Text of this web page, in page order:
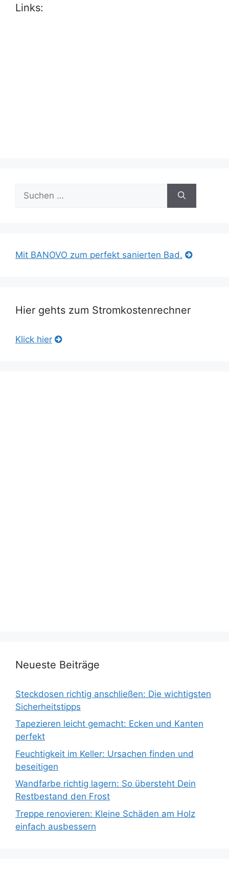
Links:
nach:
Mit BANOVO zum perfekt sanierten Bad.
Hier gehts zum Stromkostenrechner
Klick hier
Neueste Beiträge
Steckdosen richtig anschließen: Die wichtigsten
Sicherheitstipps
Tapezieren leicht gemacht: Ecken und Kanten
perfekt
Feuchtigkeit im Keller: Ursachen finden und
beseitigen
Wandfarbe richtig lagern: So übersteht Dein
Restbestand den Frost
Treppe renovieren: Kleine Schäden am Holz
einfach ausbessern